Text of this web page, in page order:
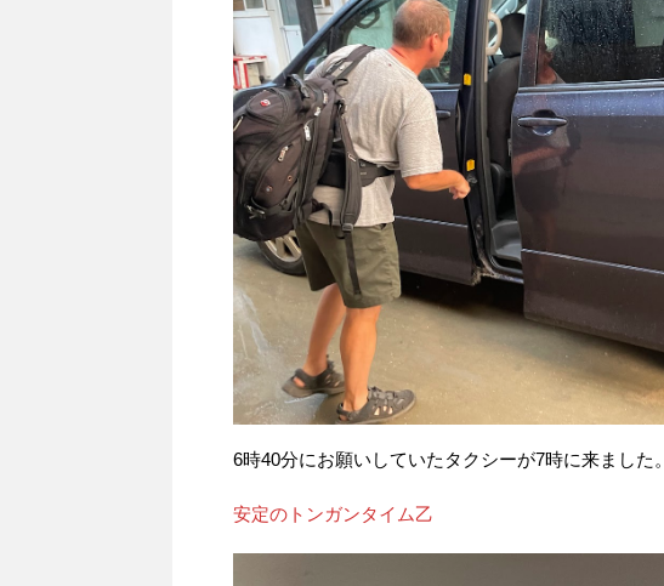
6時40分にお願いしていたタクシーが7時に来ました。
安定のトンガンタイム乙